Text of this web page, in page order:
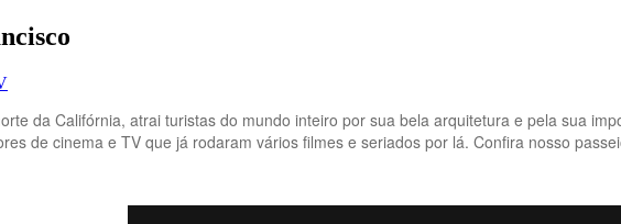
da Califórnia, atrai turistas do mundo inteiro por sua bela arquitetura e pela sua
de cinema e TV que já rodaram vários filmes e seriados por lá. Confira nosso